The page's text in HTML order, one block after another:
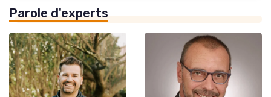
Parole d'experts